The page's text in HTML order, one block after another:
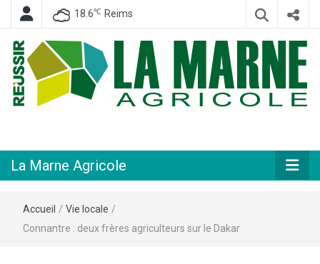
18.6℃ Reims
Agricole
La Marne Agricole
Accueil / Vie locale /
Connantre : deux frères agriculteurs sur le Dakar